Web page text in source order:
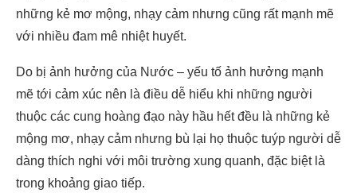
những kẻ mơ mộng, nhạy cảm nhưng cũng rất mạnh mẽ
với nhiều đam mê nhiệt huyết.
Do bị ảnh hưởng của Nước – yếu tố ảnh hưởng mạnh
mẽ tới cảm xúc nên là điều dễ hiểu khi những người
thuộc các cung hoàng đạo này hầu hết đều là những kẻ
mộng mơ, nhạy cảm nhưng bù lại họ thuộc tuýp người dễ
dàng thích nghi với môi trường xung quanh, đặc biệt là
trong khoảng giao tiếp.